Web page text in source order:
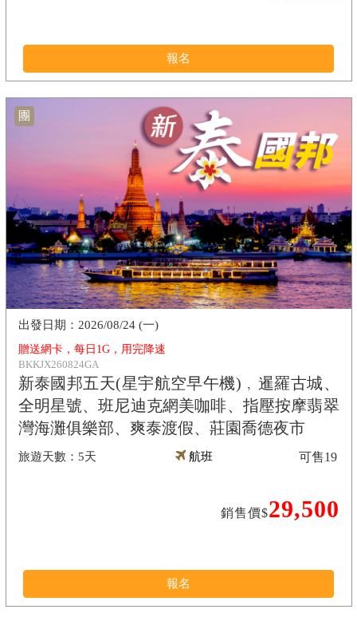
報名
團
贈送網卡，每日1G，用完降速
BKKJX260824GA
新泰國邦五天(星宇航空早午機)﹐暹羅古城、
全明星號、班尼迪克網美咖啡、指壓按摩翡翠
灣海灘俱樂部、爽泰渡假、莊園喬德夜市
5天
2026/08/24 (一)
航班
銷售價$29,500
可售19
報名